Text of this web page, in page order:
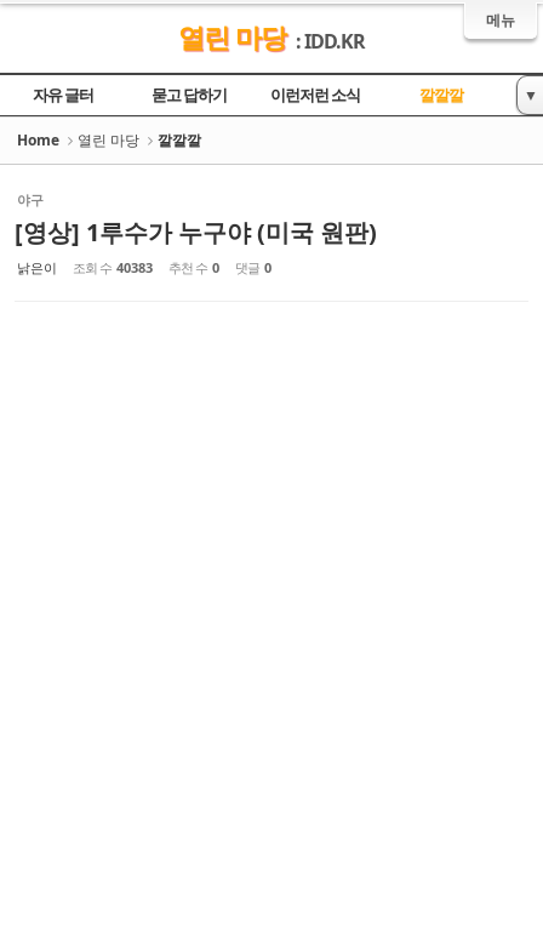
메뉴
열린 마당 : IDD.KR
자유 글터 묻고 답하기 이런저런 소식 깔깔깔
놀이터
▼
Home 열린 마당 깔깔깔
야구
[영상] 1루수가 누구야 (미국 원판)
낡은이 조회 수 40383 추천 수 0 댓글 0